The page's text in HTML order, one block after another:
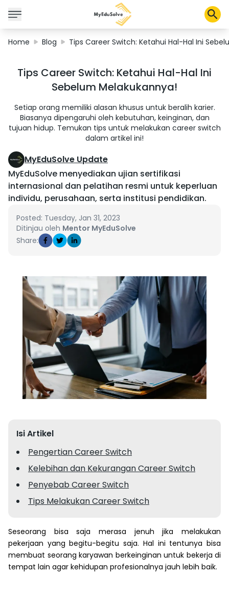
Corporate Solutions
Certifications
About Us
My Cart
Profile
Home Blog Tips Career Switch: Ketahui Hal-Hal Ini
Tips Career Switch: Ketahui Hal-Hal Ini
Sebelum Melakukannya!
Setiap orang memiliki alasan khusus untuk beralih karier.
Biasanya dipengaruhi oleh kebutuhan, keinginan, dan
tujuan hidup. Temukan tips untuk melakukan career switch
dalam artikel ini!
MyEduSolve Update
MyEduSolve menyediakan ujian sertifikasi
internasional dan pelatihan resmi untuk keperluan
individu, perusahaan, serta institusi pendidikan.
Posted: Tuesday, Jan 31, 2023
Ditinjau oleh Mentor MyEduSolve
Share:
Isi Artikel
Pengertian Career Switch
Kelebihan dan Kekurangan Career Switch
Penyebab Career Switch
Tips Melakukan Career Switch
Seseorang bisa saja merasa jenuh jika melakukan
pekerjaan yang begitu-begitu saja. Hal ini tentunya bisa
membuat seorang karyawan berkeinginan untuk bekerja di
tempat lain agar kehidupan profesionalnya jauh lebih baik.